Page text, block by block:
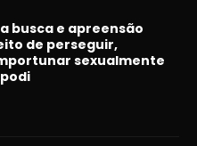
busca e apreensão
de perseguir,
sexualmente